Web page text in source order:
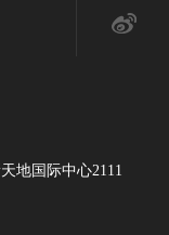
地国际中心2111